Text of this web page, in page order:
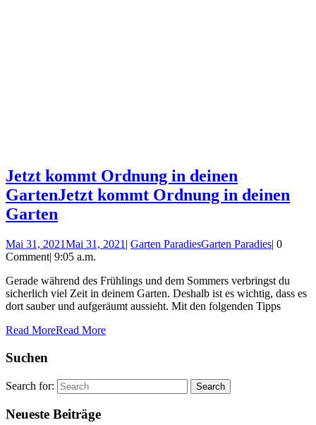
Jetzt kommt Ordnung in deinen
GartenJetzt kommt Ordnung in deinen
Garten
Mai 31, 2021Mai 31, 2021 | Garten ParadiesGarten Paradies| 0
Comment| 9:05 a.m.
Gerade während des Frühlings und dem Sommers verbringst du
sicherlich viel Zeit in deinem Garten. Deshalb ist es wichtig, dass es
dort sauber und aufgeräumt aussieht. Mit den folgenden Tipps
Read MoreRead More
Suchen
Search for:
Neueste Beiträge